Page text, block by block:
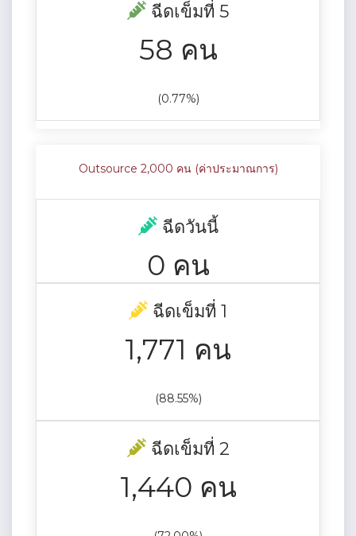
ฉีดเข็มที่ 5
58 คน
(0.77%)
Outsource 2,000 คน (ค่าประมาณการ)
ฉีดวันนี้
0 คน
ฉีดเข็มที่ 1
1,771 คน
(88.55%)
ฉีดเข็มที่ 2
1,440 คน